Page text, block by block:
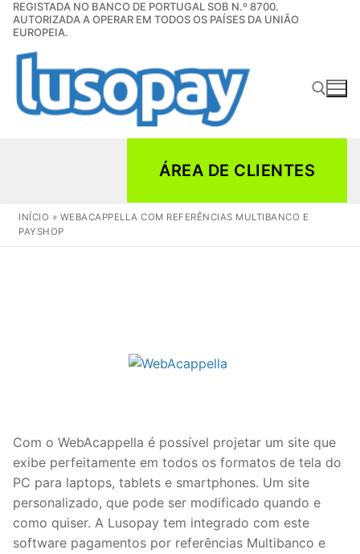
Saltar
para
conteúdo
REGISTADA NO BANCO DE PORTUGAL SOB N.º 8700.
AUTORIZADA A OPERAR EM TODOS OS PAÍSES DA UNIÃO
EUROPEIA.
ÁREA DE CLIENTES
INÍCIO » WEBACAPPELLA COM REFERÊNCIAS MULTIBANCO E
PAYSHOP
Com o WebAcappella é possível projetar um site que
exibe perfeitamente em todos os formatos de tela do
PC para laptops, tablets e smartphones. Um site
personalizado, que pode ser modificado quando e
como quiser. A Lusopay tem integrado com este
software pagamentos por referências Multibanco e